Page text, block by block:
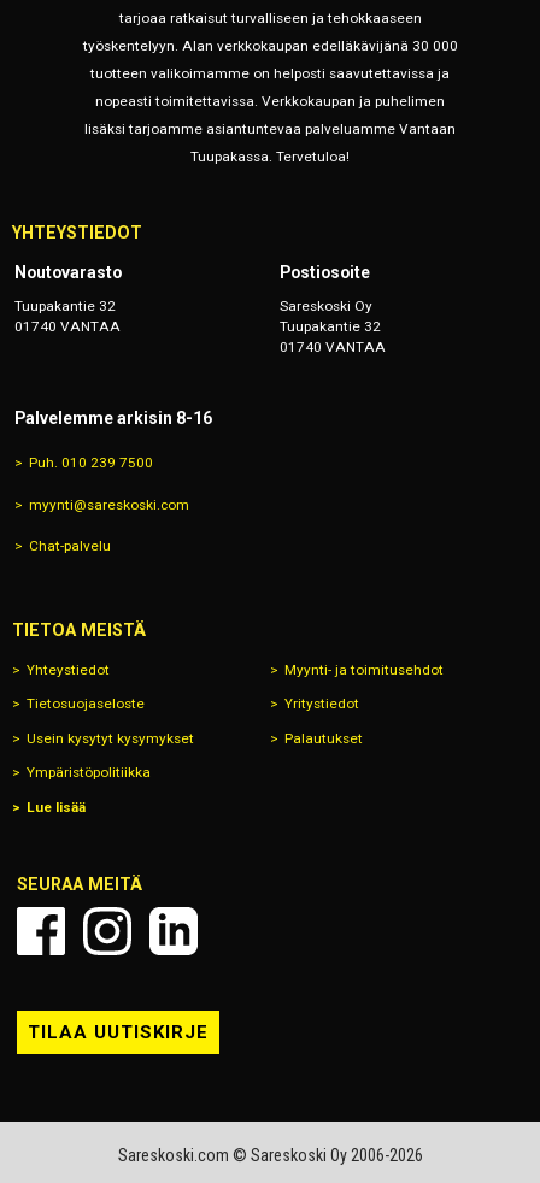
tarjoaa ratkaisut turvalliseen ja tehokkaaseen
työskentelyyn. Alan verkkokaupan edelläkävijänä 30 000
tuotteen valikoimamme on helposti saavutettavissa ja
nopeasti toimitettavissa. Verkkokaupan ja puhelimen
lisäksi tarjoamme asiantuntevaa palveluamme Vantaan
Tuupakassa. Tervetuloa!
YHTEYSTIEDOT
Noutovarasto
Tuupakantie 32
01740 VANTAA
Postiosoite
Sareskoski Oy
Tuupakantie 32
01740 VANTAA
Palvelemme arkisin 8-16
Puh. 010 239 7500
myynti@sareskoski.com
Chat-palvelu
TIETOA MEISTÄ
Yhteystiedot Myynti- ja toimitusehdot
Tietosuojaseloste Yritystiedot
Usein kysytyt kysymykset Palautukset
Ympäristöpolitiikka
Lue lisää
SEURAA MEITÄ
TILAA UUTISKIRJE
Sareskoski.com © Sareskoski Oy 2006-2026